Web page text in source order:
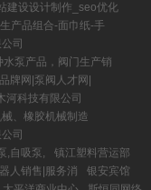
建设设计制作_seo优化
产品组合-面巾纸-手
司
泵产品，阀门生产销
牌网|泵阀人才网|
河科技有限公司
、橡胶机械制造
司
,自吸泵,
镇江塑料营运部
人销售|服务消
银安宾馆